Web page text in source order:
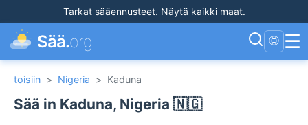
Tarkat sääennusteet. Näytä kaikki maat.
Sää.org 🌐 ☰
toisiin > Nigeria > Kaduna
Sää in Kaduna, Nigeria 🇳🇬